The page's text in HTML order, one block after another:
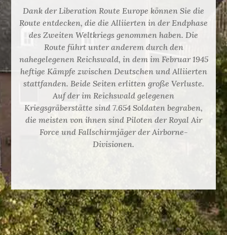
Dank der Liberation Route Europe können Sie die
Route entdecken, die die Alliierten in der Endphase
des Zweiten Weltkriegs genommen haben. Die
Route führt unter anderem durch den
nahegelegenen Reichswald, in dem im Februar 1945
heftige Kämpfe zwischen Deutschen und Alliierten
stattfanden. Beide Seiten erlitten große Verluste.
Auf der im Reichswald gelegenen
Kriegsgräberstätte sind 7.654 Soldaten begraben,
die meisten von ihnen sind Piloten der Royal Air
Force und Fallschirmjäger der Airborne-
Divisionen.